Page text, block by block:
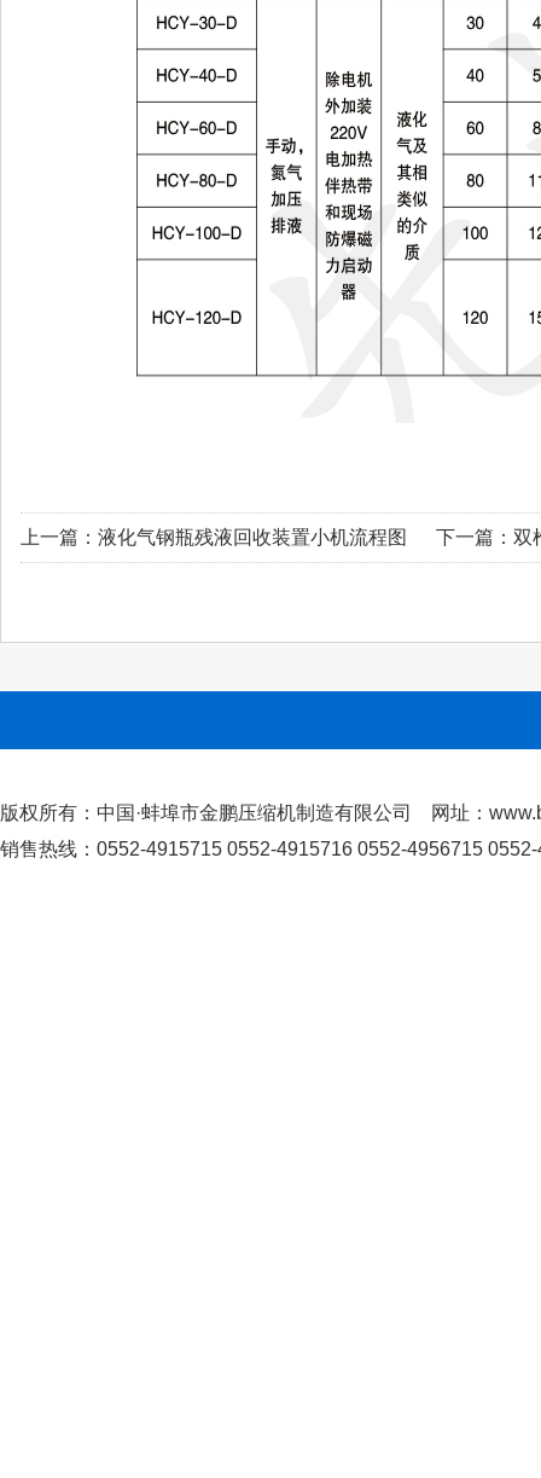
上一篇： 液化气钢瓶残液回收装置小机流程图 下一篇： 双
版权所有：中国·蚌埠市金鹏压缩机制造有限公司 网址：
销售热线：0552-4915715 0552-4915716 0552-4956715